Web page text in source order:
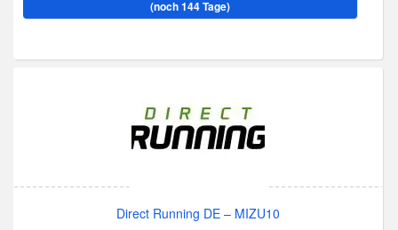
(noch 144 Tage)
Direct Running DE – MIZU10